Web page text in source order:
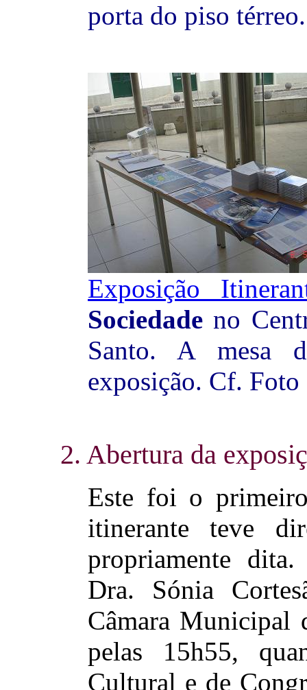
porta do piso
Exposição
Sociedade no
Santo. A mesa
exposição. Cf. Foto
2. Abertura da
Este foi o
itinerante teve
propriamente
Dra. Sónia
Câmara Municipal
pelas 15h55,
Cultural e de